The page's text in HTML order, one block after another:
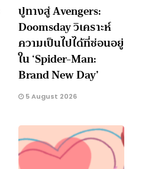
ปูทางสู่ Avengers:
Doomsday วิเคราะห์
ความเป็นไปได้ที่ซ่อนอยู่
ใน ‘Spider-Man:
Brand New Day’
5 August 2026